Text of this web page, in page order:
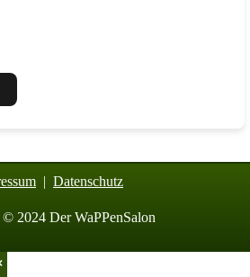
| Datenschutz
2024 Der WaPPenSalon